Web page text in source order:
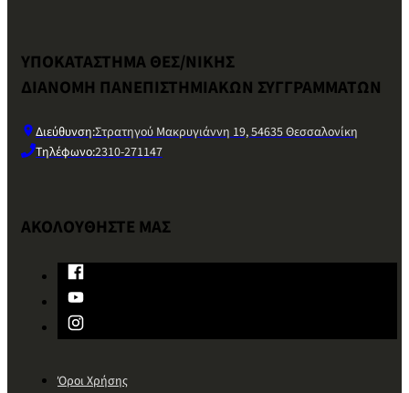
ΥΠΟΚΑΤΑΣΤΗΜΑ ΘΕΣ/ΝΙΚΗΣ
ΔΙΑΝΟΜΗ ΠΑΝΕΠΙΣΤΗΜΙΑΚΩΝ ΣΥΓΓΡΑΜΜΑΤΩΝ
Διεύθυνση:Στρατηγού Μακρυγιάννη 19, 54635 Θεσσαλονίκη
Τηλέφωνο:2310-271147
ΑΚΟΛΟΥΘΗΣΤΕ ΜΑΣ
Όροι Χρήσης